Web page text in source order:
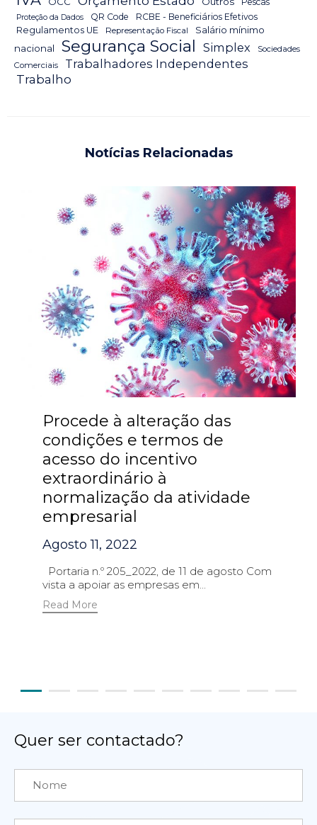
Proteção da Dados QR Code
RCBE - Beneficiários Efetivos
Regulamentos UE
Representação Fiscal
Salário mínimo
nacional
Segurança Social Simplex
Sociedades
Comerciais
Trabalhadores Independentes
Trabalho
Notícias Relacionadas
Procede à alteração das
condições e termos de
acesso do incentivo
extraordinário à
normalização da atividade
empresarial
Agosto 11, 2022
Portaria n.º 205_2022, de 11 de agosto Com
vista a apoiar as empresas em...
Read More
Quer ser contactado?